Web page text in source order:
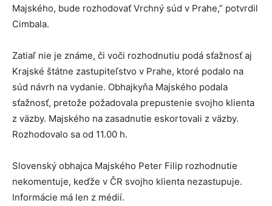
Majského, bude rozhodovať Vrchný súd v Prahe,” potvrdil
Cimbala.
Zatiaľ nie je známe, či voči rozhodnutiu podá sťažnosť aj
Krajské štátne zastupiteľstvo v Prahe, ktoré podalo na
súd návrh na vydanie. Obhajkyňa Majského podala
sťažnosť, pretože požadovala prepustenie svojho klienta
z väzby. Majského na zasadnutie eskortovali z väzby.
Rozhodovalo sa od 11.00 h.
Slovenský obhajca Majského Peter Filip rozhodnutie
nekomentuje, keďže v ČR svojho klienta nezastupuje.
Informácie má len z médií.